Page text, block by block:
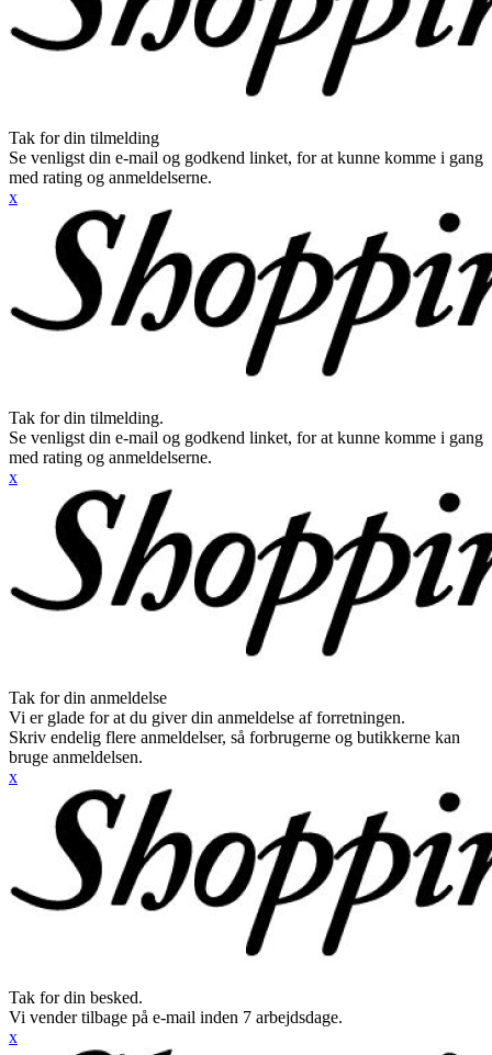
Tak for din tilmelding
Se venligst din e-mail og godkend linket, for at kunne komme i gang
med rating og anmeldelserne.
x
Tak for din tilmelding.
Se venligst din e-mail og godkend linket, for at kunne komme i gang
med rating og anmeldelserne.
x
Tak for din anmeldelse
Vi er glade for at du giver din anmeldelse af forretningen.
Skriv endelig flere anmeldelser, så forbrugerne og butikkerne kan
bruge anmeldelsen.
x
Tak for din besked.
Vi vender tilbage på e-mail inden 7 arbejdsdage.
x